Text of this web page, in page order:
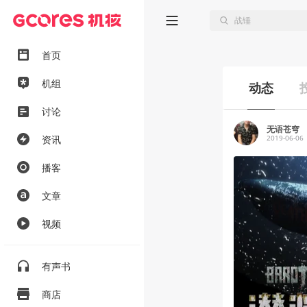
首页
机组
讨论
资讯
播客
文章
视频
有声书
商店
动态
无语苍穹
2019-06-06